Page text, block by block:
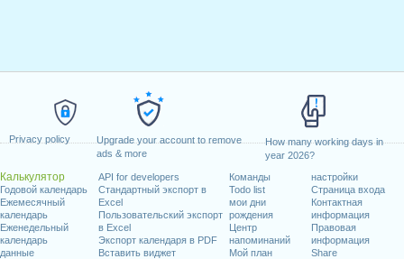
Privacy policy
Upgrade your account to remove
ads & more
How many working days in
year 2026?
Калькулятор
Годовой календарь
Ежемесячный
календарь
Еженедельный
календарь
данные
API for developers
Стандартный экспорт в
Excel
Пользовательский экспорт
в Excel
Экспорт календаря в PDF
Вставить виджет
Команды
Todo list
мои дни
рождения
Центр
напоминаний
Мой план
настройки
Страница входа
Контактная
информация
Правовая
информация
Share